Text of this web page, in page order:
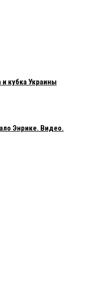
и кубка Украины
Энрике. Видео.